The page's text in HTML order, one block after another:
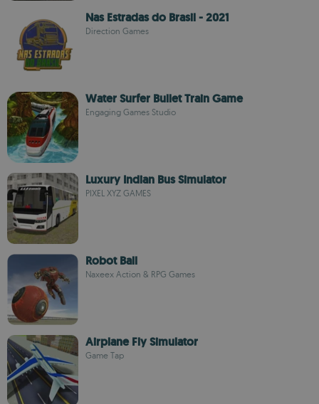
Nas Estradas do Brasil - 2021
Direction Games
Water Surfer Bullet Train Game
Engaging Games Studio
Luxury Indian Bus Simulator
PIXEL XYZ GAMES
Robot Ball
Naxeex Action & RPG Games
Airplane Fly Simulator
Game Tap